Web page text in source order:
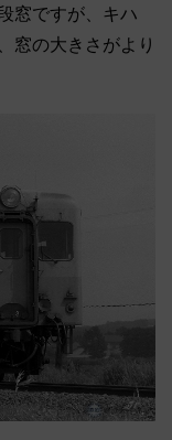
窓ですが、キハ
窓の大きさがより